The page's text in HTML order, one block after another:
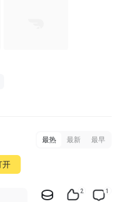
最热 最新 最早
2 1
开